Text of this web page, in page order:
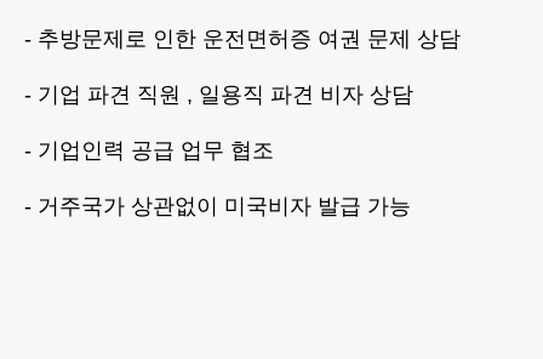
- 추방문제로 인한 운전면허증 여권 문제 상담
- 기업 파견 직원 , 일용직 파견 비자 상담
- 기업인력 공급 업무 협조
- 거주국가 상관없이 미국비자 발급 가능